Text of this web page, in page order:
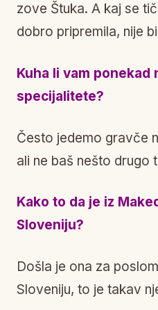
zove Štuka. A kaj se
dobro pripremila, nije
Kuha li vam ponekad
specijalitete?
Često jedemo gravče
ali ne baš nešto drugo
Kako to da je iz
Sloveniju?
Došla je ona za
Sloveniju, to je takav